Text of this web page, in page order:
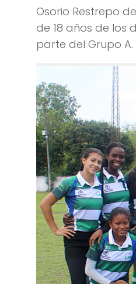
Osorio Restrepo
de 18 años de los
parte del Grupo A.